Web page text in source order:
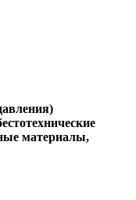
материалы,